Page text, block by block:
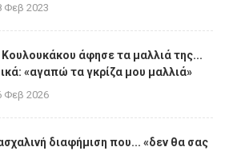
Φεβ 2023
Κουλουκάκου άφησε τα μαλλιά της...
«αγαπώ τα γκρίζα μου μαλλιά»
Φεβ 2026
διαφήμιση που... «δεν θα σας